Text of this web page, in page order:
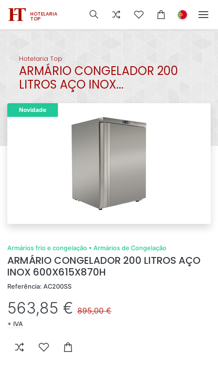
HOTELARIA
TOP
Hotelaria Top
ARMÁRIO CONGELADOR 200
LITROS AÇO INOX...
Novidade
Armários frio e congelação • Armários de Congelação
ARMÁRIO CONGELADOR 200 LITROS AÇO
INOX 600X615X870H
Referência: AC200SS
563,85 € 895,00 €
+ IVA